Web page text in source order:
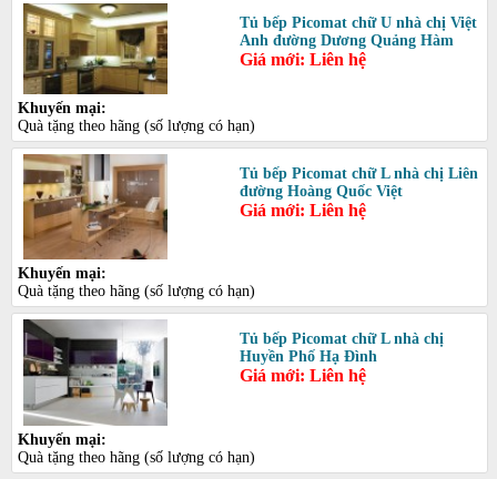
Tủ bếp Picomat chữ U nhà chị Việt
Anh đường Dương Quảng Hàm
Giá mới: Liên hệ
Khuyến mại:
Quà tặng theo hãng (số lượng có hạn)
Tủ bếp Picomat chữ L nhà chị Liên
đường Hoàng Quốc Việt
Giá mới: Liên hệ
Khuyến mại:
Quà tặng theo hãng (số lượng có hạn)
Tủ bếp Picomat chữ L nhà chị
Huyền Phố Hạ Đình
Giá mới: Liên hệ
Khuyến mại:
Quà tặng theo hãng (số lượng có hạn)